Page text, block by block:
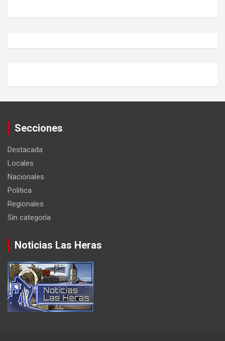
Secciones
Destacada
Locales
Nacionales
Politica
Regionales
Sin categoría
Noticias Las Heras